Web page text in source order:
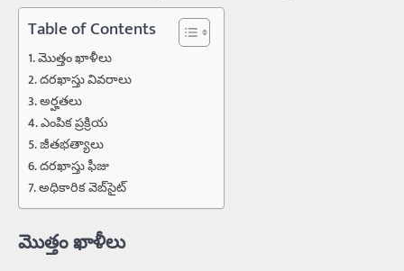
Table of Contents
మొత్తం ఖాళీలు
దరఖాస్తు వివరాలు
అర్హతలు
ఎంపిక ప్రక్రియ
జీతభత్యాలు
దరఖాస్తు ఫీజు
అధికారిక వెబ్‌సైట్
మొత్తం ఖాళీలు